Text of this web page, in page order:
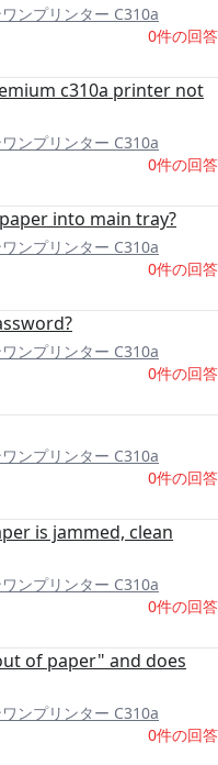
ンプリンター C310a
0件の回答
c310a printer not
ンプリンター C310a
0件の回答
into main tray?
ンプリンター C310a
0件の回答
ンプリンター C310a
0件の回答
ンプリンター C310a
0件の回答
is jammed, clean
ンプリンター C310a
0件の回答
of paper" and does
ンプリンター C310a
0件の回答